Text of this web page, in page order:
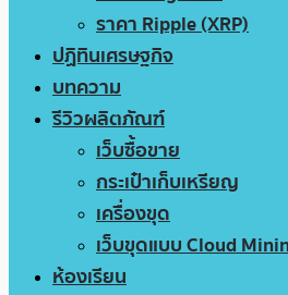
ราคา Ripple (XRP)
ปฏิทินเศรษฐกิจ
บทความ
รีวิวผลิตภัณฑ์
เว็บซื้อขาย
กระเป๋าเก็บเหรียญ
เครื่องขุด
เว็บขุดแบบ Cloud
ห้องเรียน